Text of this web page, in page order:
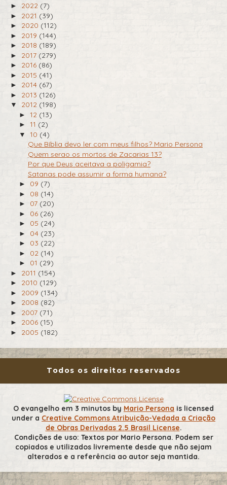
► 2022 (7)
► 2021 (39)
► 2020 (112)
► 2019 (144)
► 2018 (189)
► 2017 (279)
► 2016 (86)
► 2015 (41)
► 2014 (67)
► 2013 (126)
▼ 2012 (198)
► 12 (13)
► 11 (2)
▼ 10 (4)
Que Bíblia devo ler com meus filhos? Mario Persona
Quem serao os mortos de Zacarias 13?
Por que Deus aceitava a poligamia?
Satanas pode assumir a forma humana?
► 09 (7)
► 08 (14)
► 07 (20)
► 06 (26)
► 05 (24)
► 04 (23)
► 03 (22)
► 02 (14)
► 01 (29)
► 2011 (154)
► 2010 (129)
► 2009 (134)
► 2008 (82)
► 2007 (71)
► 2006 (15)
► 2005 (182)
Todos os direitos reservados
O evangelho em 3 minutos by Mario Persona is licensed
under a Creative Commons Atribuição-Vedada a Criação
de Obras Derivadas 2.5 Brasil License.
Condições de uso: Textos por Mario Persona. Podem ser
copiados e utilizados livremente desde que não sejam
alterados e a referência ao autor seja mantida.